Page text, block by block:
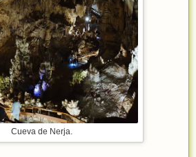
Cueva de Nerja.